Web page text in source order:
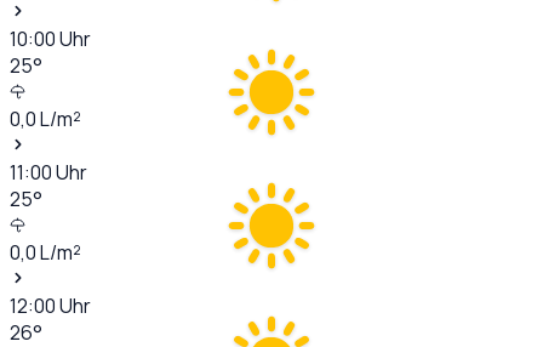
10:00Uhr
25°
0,0L/m²
11:00Uhr
25°
0,0L/m²
12:00Uhr
26°